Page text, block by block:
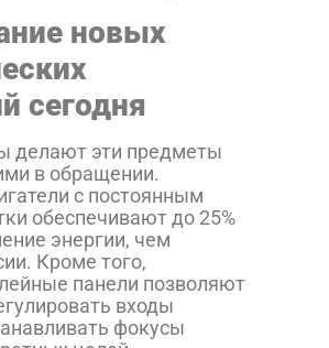
новых
сегодня
делают эти предметы
в обращении.
с постоянным
обеспечивают до 25%
энергии, чем
Кроме того,
панели позволяют
входы
фокусы